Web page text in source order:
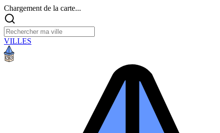
Chargement de la carte...
VILLES